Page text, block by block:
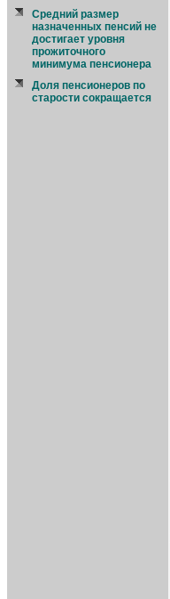
Средний размер
назначенных пенсий не
достигает уровня
прожиточного
минимума пенсионера
Доля пенсионеров по
старости сокращается